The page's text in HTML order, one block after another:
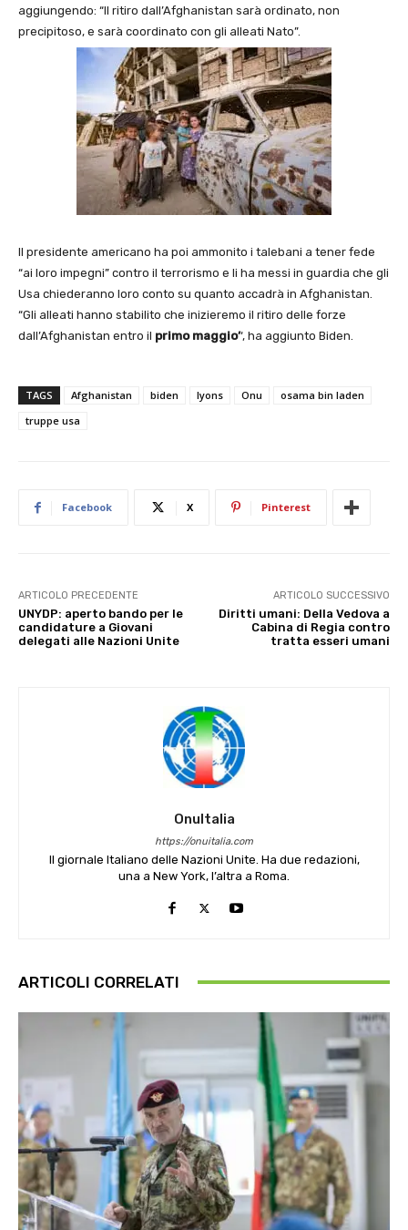
aggiungendo: “Il ritiro dall’Afghanistan sarà ordinato, non
precipitoso, e sarà coordinato con gli alleati Nato”.
Il presidente americano ha poi ammonito i talebani a tener fede
“ai loro impegni” contro il terrorismo e li ha messi in guardia che gli
Usa chiederanno loro conto su quanto accadrà in Afghanistan.
“Gli alleati hanno stabilito che inizieremo il ritiro delle forze
dall’Afghanistan entro il primo maggio’‘, ha aggiunto Biden.
TAGS Afghanistan biden lyons Onu
osama bin laden
truppe usa
Facebook X Pinterest
ARTICOLO PRECEDENTE
UNYDP: aperto bando per le
candidature a Giovani
delegati alle Nazioni Unite
ARTICOLO SUCCESSIVO
Diritti umani: Della Vedova a
Cabina di Regia contro
tratta esseri umani
OnuItalia
https://onuitalia.com
Il giornale Italiano delle Nazioni Unite. Ha due redazioni,
una a New York, l’altra a Roma.
ARTICOLI CORRELATI